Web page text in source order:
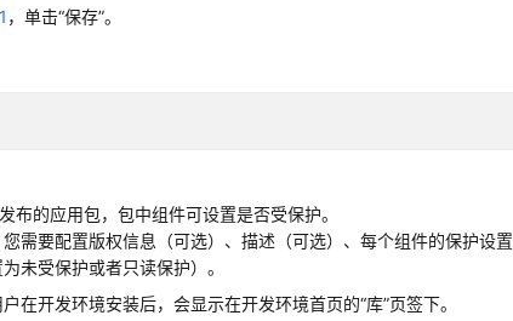
，单击“保存”。
布的应用包，包中组件可设置是否受保护。
需要配置版权信息（可选）、描述（可选）、每个组件的保护设置
为未受保护或者只读保护）。
在开发环境安装后，会显示在开发环境首页的“库”页签下。